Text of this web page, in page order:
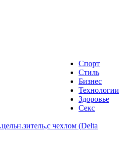
Спорт
Стиль
Бизнес
Технологии
Здоровье
Секс
чехлом (Delta